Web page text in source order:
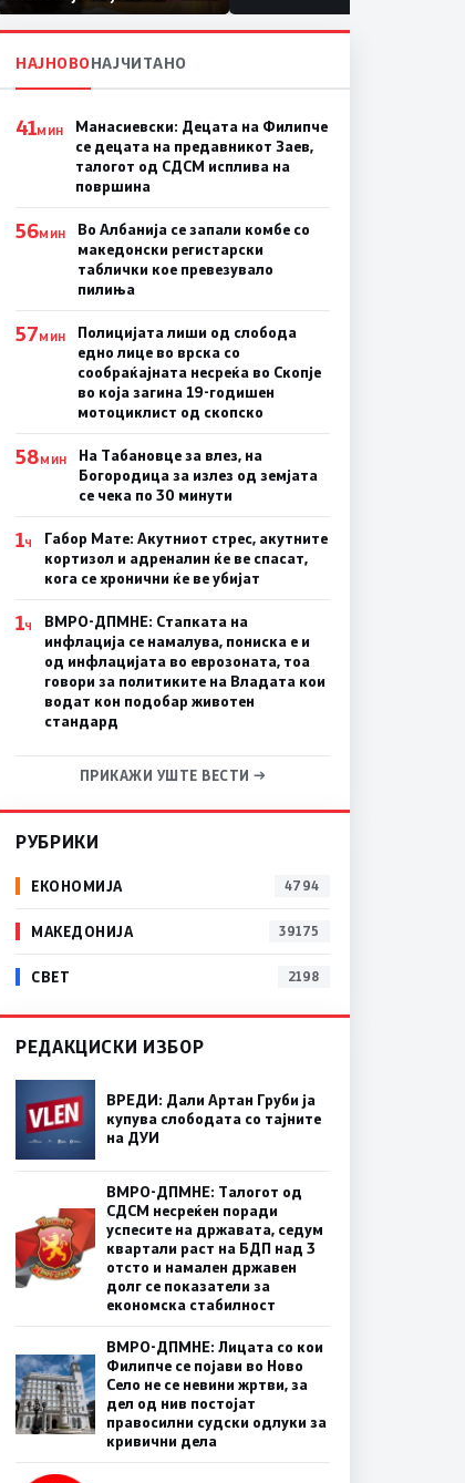
првачиња помалку
НАЈНОВОНАЈЧИТАНО
41МИН
Манасиевски: Децата на Филипче
се децата на предавникот Заев,
талогот од СДСМ исплива на
површина
56МИН
Во Албанија се запали комбе со
македонски регистарски
таблички кое превезувало
пилиња
57МИН
Полицијата лиши од слобода
едно лице во врска со
сообраќајната несреќа во Скопје
во која загина 19-годишен
мотоциклист од скопско
58МИН
На Табановце за влез, на
Богородица за излез од земјата
се чека по 30 минути
1Ч
Габор Мате: Акутниот стрес, акутните
кортизол и адреналин ќе ве спасат,
кога се хронични ќе ве убијат
1Ч
ВМРО-ДПМНЕ: Стапката на
инфлација се намалува, пониска е и
од инфлацијата во еврозоната, тоа
говори за политиките на Владата кои
водат кон подобар животен
стандард
ПРИКАЖИ УШТЕ ВЕСТИ →
РУБРИКИ
ЕКОНОМИЈА 4794
МАКЕДОНИЈА 39175
СВЕТ 2198
РЕДАКЦИСКИ ИЗБОР
ВРЕДИ: Дали Артан Груби ја
купува слободата со тајните
на ДУИ
ВМРО-ДПМНЕ: Талогот од
СДСМ несреќен поради
успесите на државата, седум
квартали раст на БДП над 3
отсто и намален државен
долг се показатели за
економска стабилност
ВМРО-ДПМНЕ: Лицата со кои
Филипче се појави во Ново
Село не се невини жртви, за
дел од нив постојат
правосилни судски одлуки за
кривични дела